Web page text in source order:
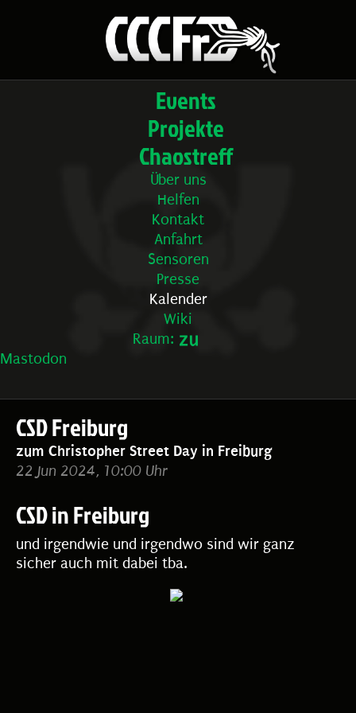
Events
Projekte
Chaostreff
Über uns
Helfen
Kontakt
Anfahrt
Sensoren
Presse
Kalender
Wiki
Raum:
Mastodon
CSD Freiburg
zum Christopher Street Day in Freiburg
22 Jun 2024, 10:00 Uhr
CSD in Freiburg
und irgendwie und irgendwo sind wir ganz
sicher auch mit dabei tba.